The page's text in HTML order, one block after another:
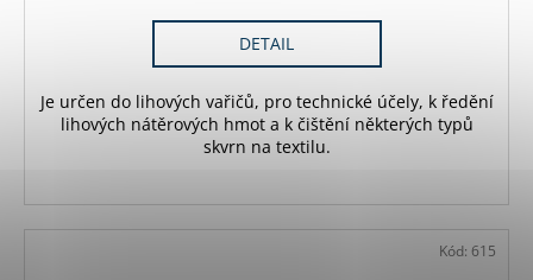
DETAIL
Je určen do lihových vařičů, pro technické účely, k ředění
lihových nátěrových hmot a k čištění některých typů
skvrn na textilu.
Kód: 615